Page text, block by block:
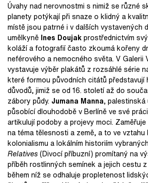
Úvahy nad nerovnostmi s nimiž se různé
planety potýkají při snaze o klidný a
místě jsou patrné i v dalších vystavených
umělkyně Ines Doujakprostřednictvím
koláží a fotografií často zkoumá kořeny
neférového a nemocného světa. V Galerii
vystavuje výběr plakátů z rozsáhlé série
které formou původních citátů představují
důvodů, jimiž se od 16. století až do
zábory půdy. Jumana Manna, palestinská
působící dlouhodobě v Berlíně ve své
artikulují podoby a projevy moci.
na téma tělesnosti a země, a to ve
kolonialismu a lokálním historiím
Relatives(Divocí příbuzní) promítaný na
příběh rostlinných semínek a jejich cestu
během níž se odhaluje propletenost